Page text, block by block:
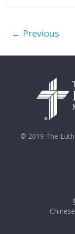
← Previous
© 2019 The